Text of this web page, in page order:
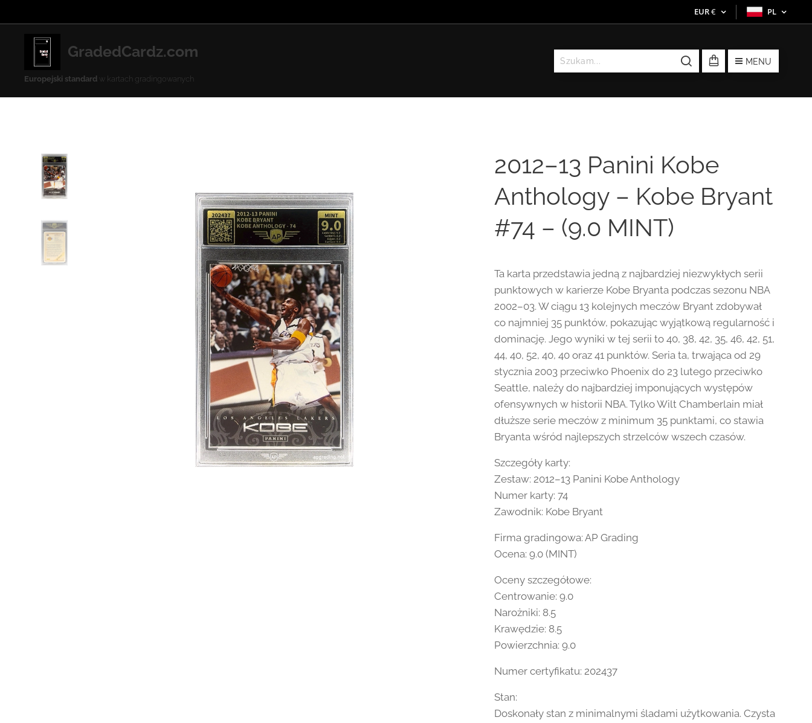
EUR€ PL
GradedCardz.com
Europejski standard w kartach gradingowanych
MENU
2012–13 Panini Kobe
Anthology – Kobe Bryant
#74 – (9.0 MINT)
Ta karta przedstawia jedną z najbardziej niezwykłych serii
punktowych w karierze Kobe Bryanta podczas sezonu NBA
2002–03. W ciągu 13 kolejnych meczów Bryant zdobywał
co najmniej 35 punktów, pokazując wyjątkową regularność i
dominację. Jego wyniki w tej serii to 40, 38, 42, 35, 46, 42, 51,
44, 40, 52, 40, 40 oraz 41 punktów. Seria ta, trwająca od 29
stycznia 2003 przeciwko Phoenix do 23 lutego przeciwko
Seattle, należy do najbardziej imponujących występów
ofensywnych w historii NBA. Tylko Wilt Chamberlain miał
dłuższe serie meczów z minimum 35 punktami, co stawia
Bryanta wśród najlepszych strzelców wszech czasów.
Szczegóły karty:
Zestaw: 2012–13 Panini Kobe Anthology
Numer karty: 74
Zawodnik: Kobe Bryant
Firma gradingowa: AP Grading
Ocena: 9.0 (MINT)
Oceny szczegółowe:
Centrowanie: 9.0
Narożniki: 8.5
Krawędzie: 8.5
Powierzchnia: 9.0
Numer certyfikatu: 202437
Stan:
Doskonały stan z minimalnymi śladami użytkowania. Czysta